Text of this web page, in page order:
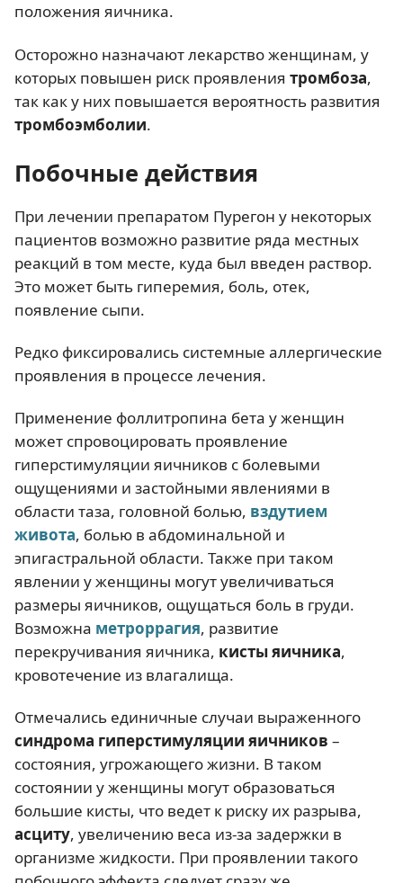
положения яичника.
Осторожно назначают лекарство женщинам, у
которых повышен риск проявления тромбоза,
так как у них повышается вероятность развития
тромбоэмболии.
Побочные действия
При лечении препаратом Пурегон у некоторых
пациентов возможно развитие ряда местных
реакций в том месте, куда был введен раствор.
Это может быть гиперемия, боль, отек,
появление сыпи.
Редко фиксировались системные аллергические
проявления в процессе лечения.
Применение фоллитропина бета у женщин
может спровоцировать проявление
гиперстимуляции яичников с болевыми
ощущениями и застойными явлениями в
области таза, головной болью, вздутием
живота, болью в абдоминальной и
эпигастральной области. Также при таком
явлении у женщины могут увеличиваться
размеры яичников, ощущаться боль в груди.
Возможна метроррагия, развитие
перекручивания яичника, кисты яичника,
кровотечение из влагалища.
Отмечались единичные случаи выраженного
синдрома гиперстимуляции яичников –
состояния, угрожающего жизни. В таком
состоянии у женщины могут образоваться
большие кисты, что ведет к риску их разрыва,
асциту, увеличению веса из-за задержки в
организме жидкости. При проявлении такого